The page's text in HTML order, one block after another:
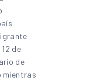
de
de
mientras